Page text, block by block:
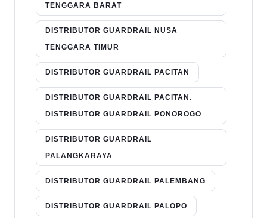
TENGGARA BARAT
DISTRIBUTOR GUARDRAIL NUSA
TENGGARA TIMUR
DISTRIBUTOR GUARDRAIL PACITAN
DISTRIBUTOR GUARDRAIL PACITAN.
DISTRIBUTOR GUARDRAIL PONOROGO
DISTRIBUTOR GUARDRAIL
PALANGKARAYA
DISTRIBUTOR GUARDRAIL PALEMBANG
DISTRIBUTOR GUARDRAIL PALOPO